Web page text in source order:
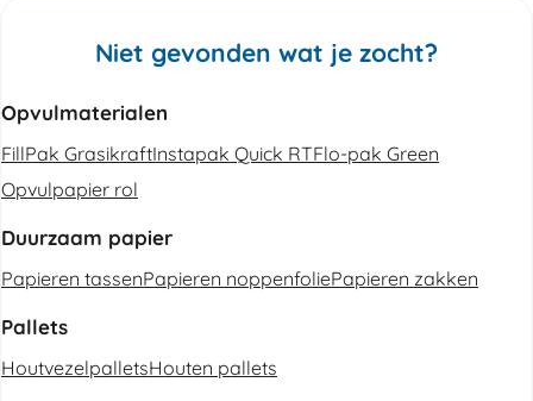
Niet gevonden wat je zocht?
Opvulmaterialen
FillPak GrasikraftInstapak Quick RTFlo-pak Green
Opvulpapier rol
Duurzaam papier
Papieren tassenPapieren noppenfoliePapieren zakken
Pallets
HoutvezelpalletsHouten pallets